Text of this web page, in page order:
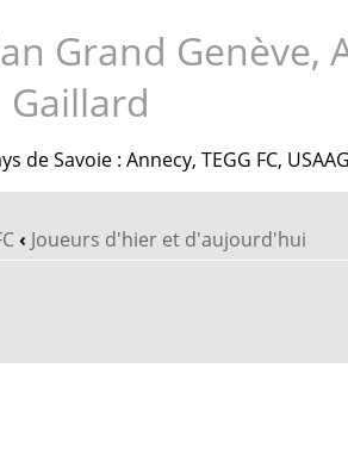
Grand Genève,
Gaillard
de Savoie : Annecy, TEGG FC,
‹ Joueurs d'hier et d'aujourd'hui